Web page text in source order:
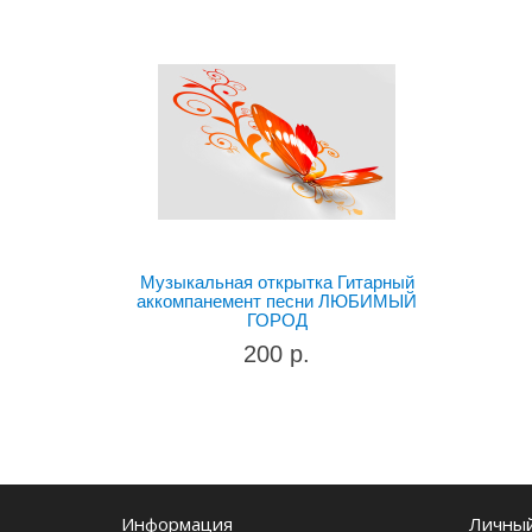
Музыкальная открытка Гитарный
аккомпанемент песни ЛЮБИМЫЙ
ГОРОД
200 р.
Информация